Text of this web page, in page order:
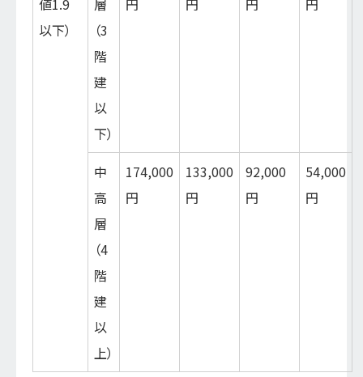
値1.9
以下）
層
（3
階
建
以
下）
円
円
円
円
中
高
層
（4
階
建
以
上）
174,000
円
133,000
円
92,000
円
54,000
円